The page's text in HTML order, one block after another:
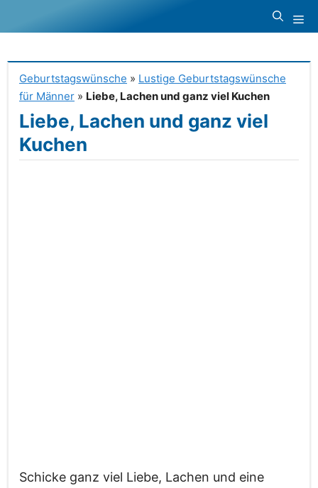
Inhalt
Geburtstagswünsche » Lustige Geburtstagswünsche
für Männer » Liebe, Lachen und ganz viel Kuchen
Liebe, Lachen und ganz viel
Kuchen
Schicke ganz viel Liebe, Lachen und eine